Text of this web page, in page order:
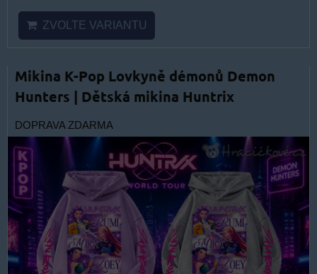
ZVOLTE VARIANTU
Mikina K-Pop Lovkyně démonů Demon
Hunters | Dětská mikina Huntrix
DOPRAVA ZDARMA